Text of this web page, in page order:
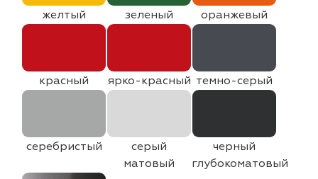
желтый зеленый оранжевый
красный ярко-красный темно-серый
серебристый
серый
матовый
черный
глубокоматовый